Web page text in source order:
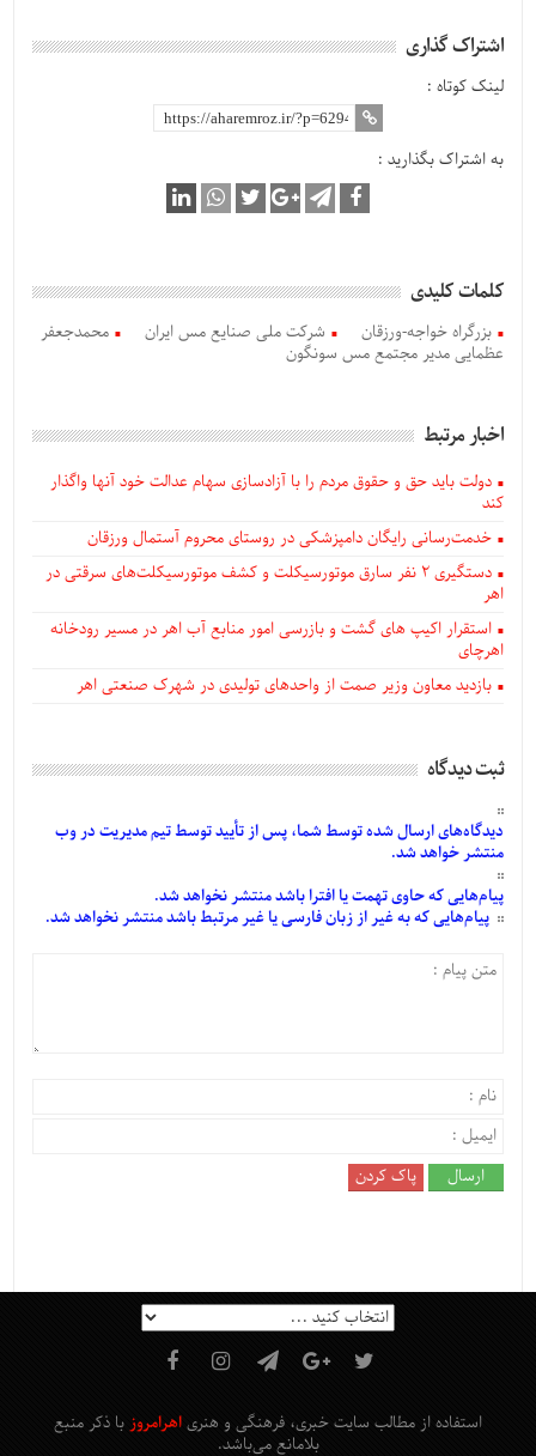
اشتراک گذاری
لینک کوتاه :
به اشتراک بگذارید :
کلمات کلیدی
بزرگراه خواجه-ورزقان شرکت ملی صنایع مس ایران
محمدجعفر
عظمایی مدیر مجتمع مس سونگون
اخبار مرتبط
دولت باید حق و حقوق مردم را با آزادسازی سهام عدالت خود آنها واگذار
کند
خدمت‌رسانی رایگان دامپزشکی در روستای محروم آستمال ورزقان
دستگيری ۲ نفر سارق موتورسیکلت و کشف موتورسیکلت‌های سرقتی در
اهر
استقرار اکیپ های گشت و بازرسی امور منابع آب اهر در مسیر رودخانه
اهرچای
بازدید معاون وزیر صمت از واحدهای تولیدی در شهرک صنعتی اهر
ثبت دیدگاه
دیدگاه‌هایارسالشدهتوسط شما، پس ازتأییدتوسط تیم مدیریت در وب
منتشر خواهد شد.
پیام‌هاییکه حاوی تهمت یا افترا باشد منتشر نخواهد شد.
پیام‌هاییکه به غیر از زبان فارسی یا غیر مرتبط باشد منتشر نخواهد شد.
استفاده از مطالب سایت خبری، فرهنگی و هنری اهرامروز با ذکر منبع
بلامانع می‌باشد.